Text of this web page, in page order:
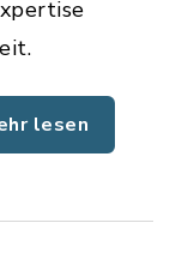
lesen